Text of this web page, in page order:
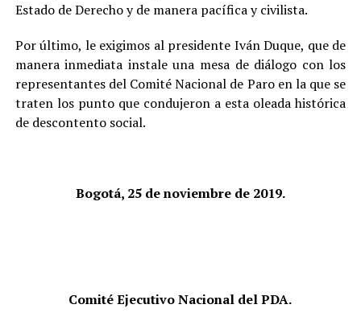
Estado de Derecho y de manera pacífica y civilista.
Por último, le exigimos al presidente Iván Duque, que de
manera inmediata instale una mesa de diálogo con los
representantes del Comité Nacional de Paro en la que se
traten los punto que condujeron a esta oleada histórica
de descontento social.
Bogotá, 25 de noviembre de 2019.
Comité Ejecutivo Nacional del PDA.